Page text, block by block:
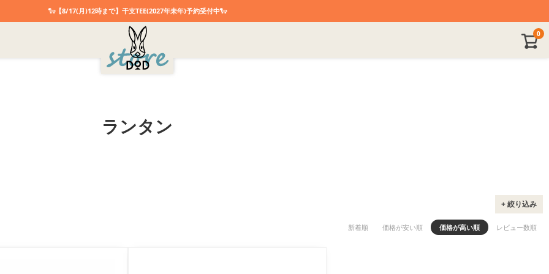
🐑【8/17(月)12時まで】干支TEE(2027年未年)予約受付中🐑
0
ランタン
+ 絞り込み
ベージュ タン イエロー オレンジ
新着順 価格が安い順 価格が高い順 レビュー数順